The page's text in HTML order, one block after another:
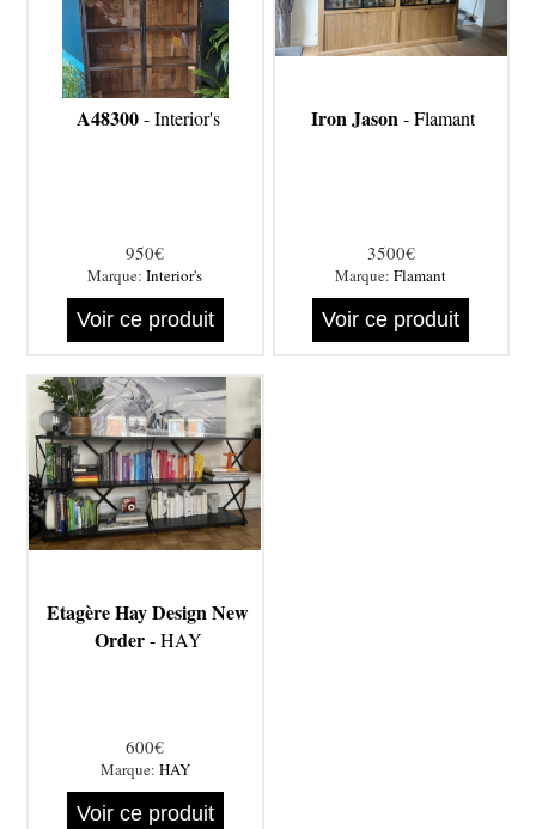
A48300- Interior's
950€
Marque:Interior's
Voir ce produit
Iron Jason- Flamant
3500€
Marque:Flamant
Voir ce produit
Etagère Hay Design New
Order- HAY
600€
Marque: HAY
Voir ce produit